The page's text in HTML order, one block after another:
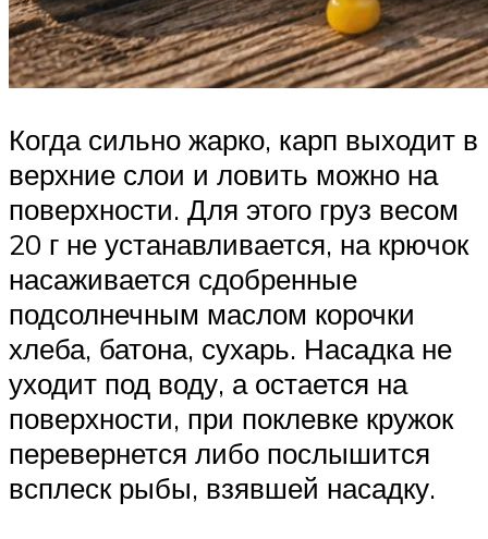
Когда сильно жарко, карп выходит в
верхние слои и ловить можно на
поверхности. Для этого груз весом
20 г не устанавливается, на крючок
насаживается сдобренные
подсолнечным маслом корочки
хлеба, батона, сухарь. Насадка не
уходит под воду, а остается на
поверхности, при поклевке кружок
перевернется либо послышится
всплеск рыбы, взявшей насадку.